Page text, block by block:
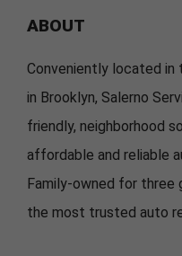
ABOUT
Conveniently located in
in Brooklyn, Salerno
friendly, neighborhood
affordable and reliable
Family-owned for three
the most trusted auto